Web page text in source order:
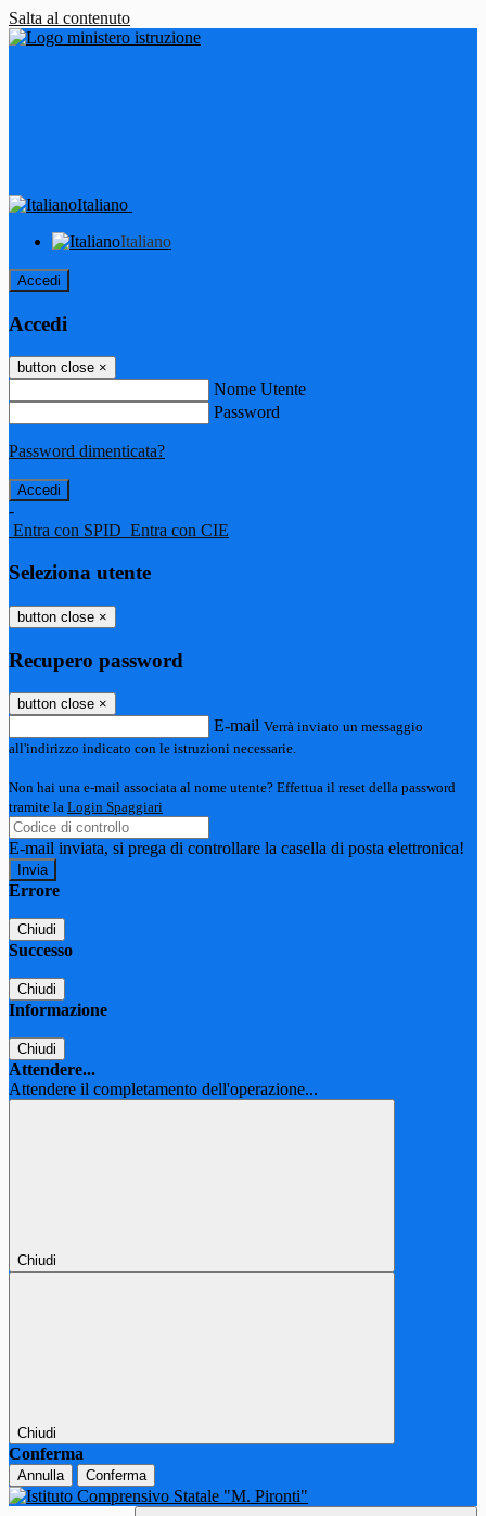
Salta al contenuto
Italiano
Italiano
Accedi
Accedi
button close ×
Nome Utente
Password
Password dimenticata?
-
Entra con SPID Entra con CIE
Seleziona utente
button close ×
Recupero password
button close ×
E-mail Verrà inviato un messaggio
all'indirizzo indicato con le istruzioni necessarie.
Non hai una e-mail associata al nome utente? Effettua il reset della password
tramite la Login Spaggiari
E-mail inviata, si prega di controllare la casella di posta elettronica!
Errore
Chiudi
Successo
Chiudi
Informazione
Chiudi
Attendere...
Attendere il completamento dell'operazione...
Chiudi
Chiudi
Conferma
Annulla Conferma